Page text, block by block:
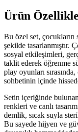
Ürün
Bu özel set,
şekilde tasarlanmıştır.
sosyal etkileşimleri,
taklit ederek öğrenme
play oyunları
sohbetinin içinde
Setin içeriğinde
renkleri ve canlı
demlik, sıcak suyla
Bu sayede hijyen ve